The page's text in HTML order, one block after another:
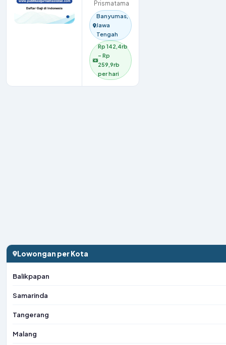
Prismatama
Banyumas,
Jawa
Tengah
Rp 142,4rb
– Rp
259,9rb
per hari
Lowongan per Kota
Balikpapan
Samarinda
Tangerang
Malang